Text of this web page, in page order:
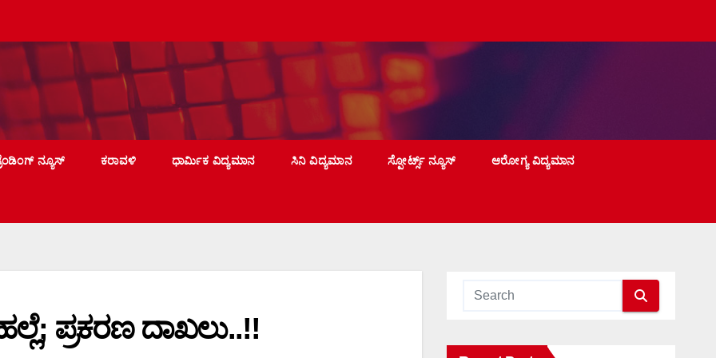
ನ್ಯೂಸ್ ಕರಾವಳಿ ಧಾರ್ಮಿಕ ವಿದ್ಯಮಾನ ಸಿನಿ ವಿದ್ಯಮಾನ ಸ್ಪೋರ್ಟ್ಸ್ ನ್ಯೂಸ್ ಆರೋಗ್ಯ ವಿದ್ಯಮಾನ
ಪ್ರಕರಣ ದಾಖಲು..!!